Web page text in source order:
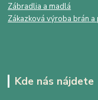
Zábradlia a madlá
Zákazková výroba brán
Kde nás nájdete